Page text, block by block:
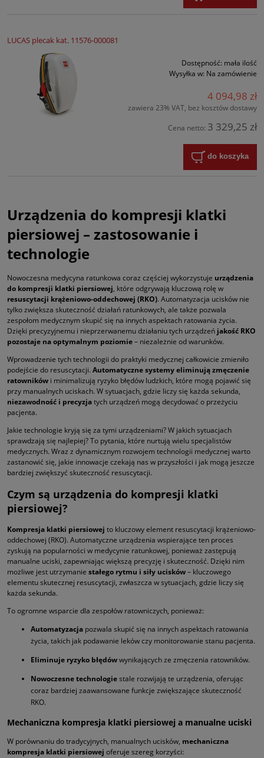
LUCAS plecak kat. 11576-000081
Dostępność: mała ilość
Wysyłka w: Na zamówienie
4 094,98 zł
zawiera 23% VAT, bez kosztów dostawy
Cena netto: 3 329,25 zł
do koszyka
Urządzenia do kompresji klatki
piersiowej – zastosowanie i
technologie
Nowoczesna medycyna ratunkowa coraz częściej wykorzystuje urządzenia
do kompresji klatki piersiowej, które odgrywają kluczową rolę w
resuscytacji krążeniowo-oddechowej (RKO). Automatyzacja ucisków nie
tylko zwiększa skuteczność działań ratunkowych, ale także pozwala
zespołom medycznym skupić się na innych aspektach ratowania życia.
Dzięki precyzyjnemu i nieprzerwanemu działaniu tych urządzeń jakość RKO
pozostaje na optymalnym poziomie– niezależnie od warunków.
Wprowadzenie tych technologii do praktyki medycznej całkowicie zmieniło
podejście do resuscytacji. Automatyczne systemy eliminują zmęczenie
ratowników i minimalizują ryzyko błędów ludzkich, które mogą pojawić się
przy manualnych uciskach. W sytuacjach, gdzie liczy się każda sekunda,
niezawodność i precyzjatych urządzeń mogą decydować o przeżyciu
pacjenta.
Jakie technologie kryją się za tymi urządzeniami? W jakich sytuacjach
sprawdzają się najlepiej? To pytania, które nurtują wielu specjalistów
medycznych. Wraz z dynamicznym rozwojem technologii medycznej warto
zastanowić się, jakie innowacje czekają nas w przyszłości i jak mogą jeszcze
bardziej zwiększyć skuteczność resuscytacji.
Czym są urządzenia do kompresji klatki
piersiowej?
Kompresja klatki piersiowej to kluczowy element resuscytacji krążeniowo-
oddechowej (RKO). Automatyczne urządzenia wspierające ten proces
zyskują na popularności w medycynie ratunkowej, ponieważ zastępują
manualne uciski, zapewniając większą precyzję i skuteczność. Dzięki nim
możliwe jest utrzymanie stałego rytmu i siły ucisków– kluczowego
elementu skutecznej resuscytacji, zwłaszcza w sytuacjach, gdzie liczy się
każda sekunda.
To ogromne wsparcie dla zespołów ratowniczych, ponieważ:
Automatyzacja pozwala skupić się na innych aspektach ratowania
życia, takich jak podawanie leków czy monitorowanie stanu pacjenta.
Eliminuje ryzyko błędówwynikających ze zmęczenia ratowników.
Nowoczesne technologiestale rozwijają te urządzenia, oferując
coraz bardziej zaawansowane funkcje zwiększające skuteczność
RKO.
Mechaniczna kompresja klatki piersiowej a manualne uciski
W porównaniu do tradycyjnych, manualnych ucisków, mechaniczna
kompresja klatki piersiowej oferuje szereg korzyści: